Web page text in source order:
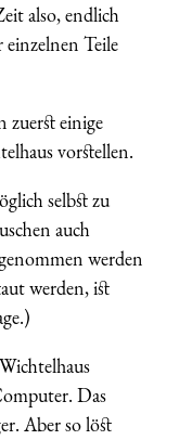
also, endlich
einzelnen Teile
zuerst einige
vorstellen.
selbst zu
auch
werden
werden, ist
Das
Aber so löst